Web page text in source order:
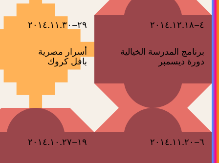
٤–٢٠١٤.١٢.١٨
برنامج المدرسة الخيالية
دورة ديسمبر
٢٩–٢٠١٤.١١.٣٠
أسرار مصرية
بافل كروك
٦–٢٠١٤.١١.٢٠ ١٩–٢٠١٤.١٠.٢٧